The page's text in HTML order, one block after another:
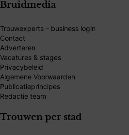
Bruidmedia
Trouwexperts – business login
Contact
Adverteren
Vacatures & stages
Privacybeleid
Algemene Voorwaarden
Publicatieprincipes
Redactie team
Trouwen per stad